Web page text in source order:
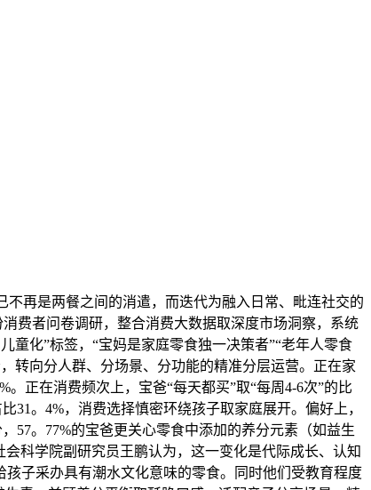
再是两餐之间的消遣，而迭代为融入日常、毗连社交的
费者问卷调研，整合消费大数据取深度市场洞察，系统
童化”标签，“宝妈是家庭零食独一决策者”“老年人零食
转向分人群、分场景、分功能的精准分层运营。正在家
正在消费频次上，宝爸“每天都买”取“每周4-6次”的比
31。4%，消费选择慎密环绕孩子取家庭展开。偏好上，
57。77%的宝爸更关心零食中添加的养分元素（如益生
科学院副研究员王鹏认为，这一变化是代际成长、认知
子采办具有潮水文化意味的零食。同时他们受教育程度